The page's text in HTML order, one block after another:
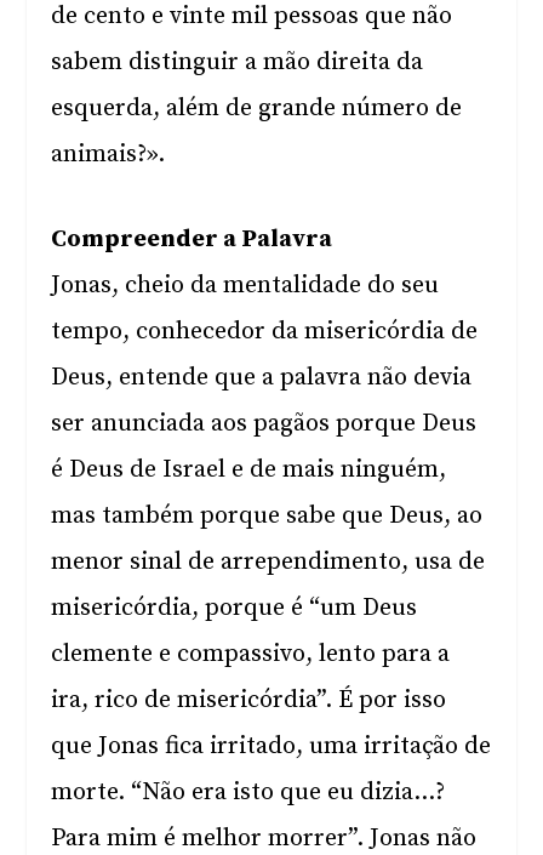
de cento e vinte mil pessoas que não
sabem distinguir a mão direita da
esquerda, além de grande número de
animais?».
Compreender a Palavra
Jonas, cheio da mentalidade do seu
tempo, conhecedor da misericórdia de
Deus, entende que a palavra não devia
ser anunciada aos pagãos porque Deus
é Deus de Israel e de mais ninguém,
mas também porque sabe que Deus, ao
menor sinal de arrependimento, usa de
misericórdia, porque é “um Deus
clemente e compassivo, lento para a
ira, rico de misericórdia”. É por isso
que Jonas fica irritado, uma irritação de
morte. “Não era isto que eu dizia…?
Para mim é melhor morrer”. Jonas não